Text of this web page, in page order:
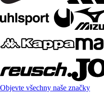
Objevte všechny naše značky